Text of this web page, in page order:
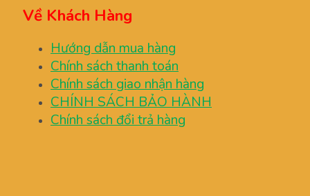
Về Khách Hàng
Hướng dẫn mua hàng
Chính sách thanh toán
Chính sách giao nhận hàng
CHÍNH SÁCH BẢO HÀNH
Chính sách đổi trả hàng